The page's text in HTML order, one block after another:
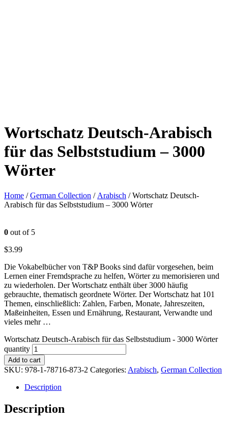
Wortschatz Deutsch-Arabisch
für das Selbststudium – 3000
Wörter
Home /German Collection / Arabisch / Wortschatz Deutsch-
Arabisch für das Selbststudium – 3000 Wörter
0 out of 5
$3.99
Die Vokabelbücher von T&P Books sind dafür vorgesehen, beim
Lernen einer Fremdsprache zu helfen, Wörter zu memorisieren und
zu wiederholen. Der Wortschatz enthält über 3000 häufig
gebrauchte, thematisch geordnete Wörter. Der Wortschatz hat 101
Themen, einschließlich: Zahlen, Farben, Monate, Jahreszeiten,
Maßeinheiten, Essen und Ernährung, Restaurant, Verwandte und
vieles mehr …
Wortschatz Deutsch-Arabisch für das Selbststudium - 3000 Wörter
quantity
Add to cart
SKU: 978-1-78716-873-2 Categories: Arabisch, German Collection
Description
Description